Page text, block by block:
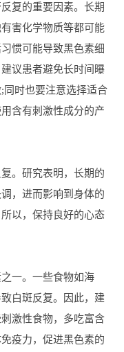
复的重要因素。长期
害化学物质等都可能
惯可能导致黑色素细
议患者避免长时间曝
同时也要注意选择适合
含有刺激性成分的产
。研究表明，长期的
，进而影响到身体的
以，保持良好的心态
一。一些食物如海
白斑反复。因此，建
激性食物，多吃富含
疫力，促进黑色素的